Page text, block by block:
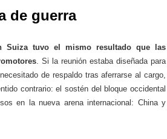
de guerra
Suiza tuvo el mismo resultado que las
. Si la reunión estaba diseñada para
de respaldo tras aferrarse al cargo,
contrario: el sostén del bloque occidental
en la nueva arena internacional: China y